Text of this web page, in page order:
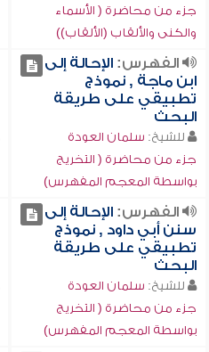
جزء من محاضرة ( الأسماء
والكنى والألقاب (الألقاب))
الفهرس:الإحالة إلى
ابن ماجة , نموذج
تطبيقي على طريقة
البحث
للشيخ: سلمان العودة
جزء من محاضرة ( التخريج
بواسطة المعجم المفهرس)
الفهرس:الإحالة إلى
سنن أبي داود , نموذج
تطبيقي على طريقة
البحث
للشيخ: سلمان العودة
جزء من محاضرة ( التخريج
بواسطة المعجم المفهرس)